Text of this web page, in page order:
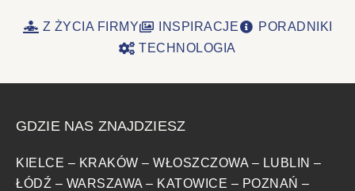
Z ŻYCIA FIRMY INSPIRACJE
PORADNIKI
TECHNOLOGIA
GDZIE NAS ZNAJDZIESZ
KIELCE – KRAKÓW – WŁOSZCZOWA – LUBLIN –
ŁÓDŹ – WARSZAWA – KATOWICE – POZNAŃ –